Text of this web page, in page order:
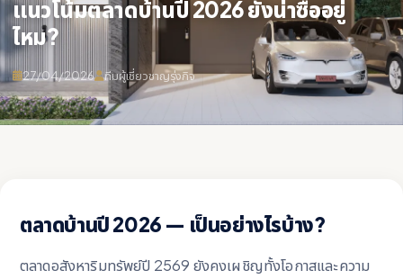
แนวโน้มตลาดบ้านปี 2026 ยังน่าซื้ออยู่
ไหม?
27/04/2026 ทีมผู้เชี่ยวชาญรุ่งกิจ
ตลาดบ้านปี 2026 — เป็นอย่างไรบ้าง?
ตลาดอสังหาริมทรัพย์ปี 2569 ยังคงเผชิญทั้งโอกาสและความ